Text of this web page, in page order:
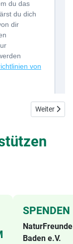
Nächster
Weiter
SPENDEN
NaturFreunde
Baden e.V.